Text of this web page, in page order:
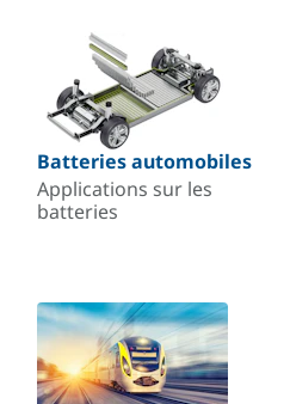
Batteries automobiles
Applications sur les
batteries